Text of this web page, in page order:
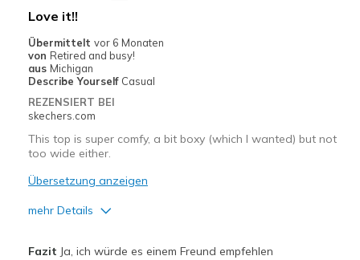
Geeignete Verwendung
Travel
Width
Sizing
View On Shoes
I'm Really Into Shoes
Love it!!
Übermittelt vor 6 Monaten
von Retired and busy!
aus Michigan
Describe Yourself Casual
REZENSIERT BEI
skechers.com
This top is super comfy, a bit boxy (which I wanted) but not
too wide either.
Übersetzung anzeigen
mehr Details
Fazit Ja, ich würde es einem Freund empfehlen